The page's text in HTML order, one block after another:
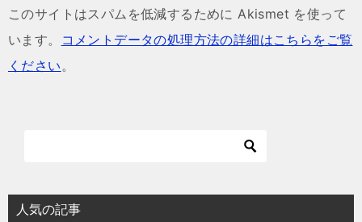
このサイトはスパムを低減するために Akismet を使って
います。
コメントデータの処理方法の詳細はこちらをご覧
ください 。
人気の記事